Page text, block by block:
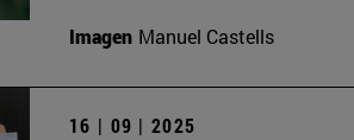
Imagen Manuel Castells
16 | 09 | 2025